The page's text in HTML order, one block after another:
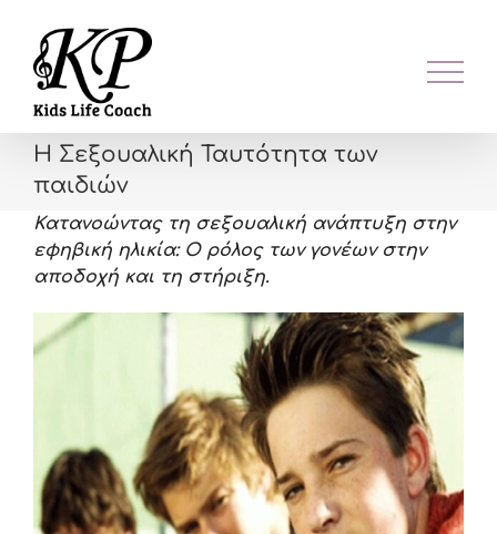
content
Η Σεξουαλική Ταυτότητα των
παιδιών
Κατανοώντας τη σεξουαλική ανάπτυξη στην
εφηβική ηλικία: Ο ρόλος των γονέων στην
αποδοχή και τη στήριξη.